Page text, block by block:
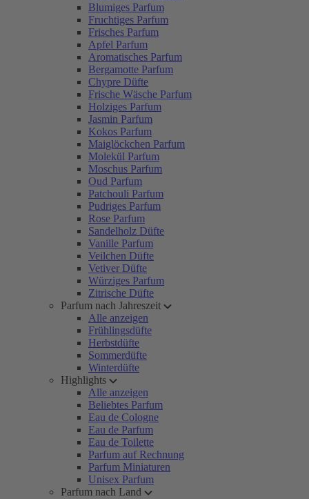
Blumiges Parfum
Fruchtiges Parfum
Frisches Parfum
Apfel Parfum
Aromatisches Parfum
Bergamotte Parfum
Chypre Düfte
Frische Wäsche Parfum
Holziges Parfum
Jasmin Parfum
Kokos Parfum
Maiglöckchen Parfum
Molekül Parfum
Moschus Parfum
Oud Parfum
Patchouli Parfum
Pudriges Parfum
Rose Parfum
Sandelholz Düfte
Vanille Parfum
Veilchen Düfte
Vetiver Düfte
Würziges Parfum
Zitrische Düfte
Parfum nach Jahreszeit
Alle anzeigen
Frühlingsdüfte
Herbstdüfte
Sommerdüfte
Winterdüfte
Highlights
Alle anzeigen
Beliebtes Parfum
Eau de Cologne
Eau de Parfum
Eau de Toilette
Parfum auf Rechnung
Parfum Miniaturen
Unisex Parfum
Parfum nach Land